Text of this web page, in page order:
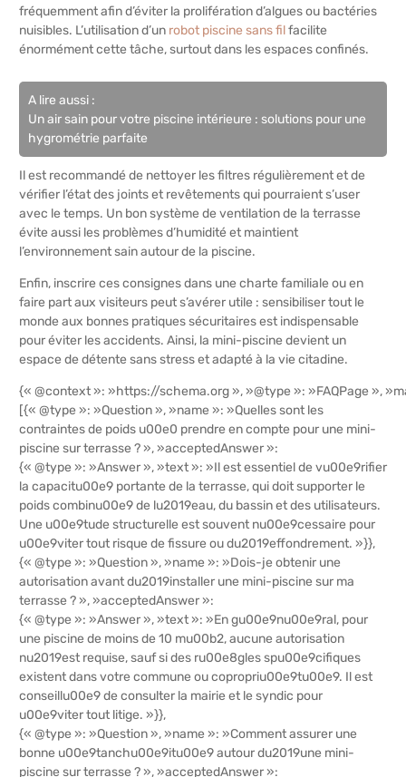
fréquemment afin d’éviter la prolifération d’algues ou bactéries
nuisibles. L’utilisation d’un robot piscine sans filfacilite
énormément cette tâche, surtout dans les espaces confinés.
A lire aussi :
Un air sain pour votre piscine intérieure : solutions pour une
hygrométrie parfaite
Il est recommandé de nettoyer les filtres régulièrement et de
vérifier l’état des joints et revêtements qui pourraient s’user
avec le temps. Un bon système de ventilation de la terrasse
évite aussi les problèmes d’humidité et maintient
l’environnement sain autour de la piscine.
Enfin, inscrire ces consignes dans une charte familiale ou en
faire part aux visiteurs peut s’avérer utile : sensibiliser tout le
monde aux bonnes pratiques sécuritaires est indispensable
pour éviter les accidents. Ainsi, la mini-piscine devient un
espace de détente sans stress et adapté à la vie citadine.
{« @context »: »https://schema.org », »@type »: »FAQPage »,
[{« @type »: »Question », »name »: »Quelles sont les
contraintes de poids u00e0 prendre en compte pour une mini-
piscine sur terrasse ? », »acceptedAnswer »:
{« @type »: »Answer », »text »: »Il est essentiel de vu00e9rifier
la capacitu00e9 portante de la terrasse, qui doit supporter le
poids combinu00e9 de lu2019eau, du bassin et des utilisateurs.
Une u00e9tude structurelle est souvent nu00e9cessaire pour
u00e9viter tout risque de fissure ou du2019effondrement. »}},
{« @type »: »Question », »name »: »Dois-je obtenir une
autorisation avant du2019installer une mini-piscine sur ma
terrasse ? », »acceptedAnswer »:
{« @type »: »Answer », »text »: »En gu00e9nu00e9ral, pour
une piscine de moins de 10 mu00b2, aucune autorisation
nu2019est requise, sauf si des ru00e8gles spu00e9cifiques
existent dans votre commune ou copropriu00e9tu00e9. Il est
conseillu00e9 de consulter la mairie et le syndic pour
u00e9viter tout litige. »}},
{« @type »: »Question », »name »: »Comment assurer une
bonne u00e9tanchu00e9itu00e9 autour du2019une mini-
piscine sur terrasse ? », »acceptedAnswer »: